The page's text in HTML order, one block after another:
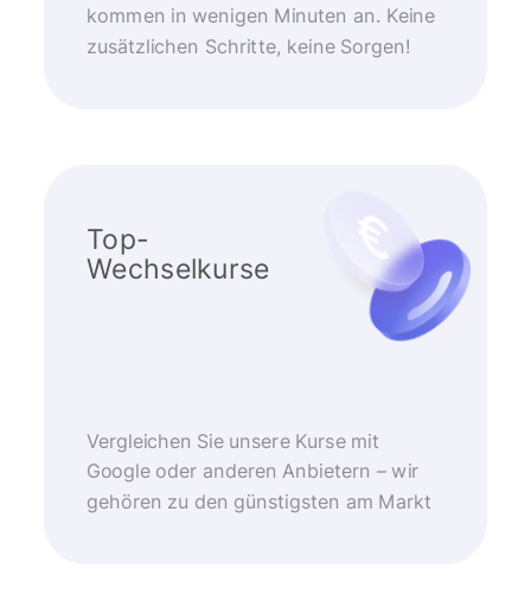
kommen in wenigen Minuten an. Keine
zusätzlichen Schritte, keine Sorgen!
Top-
Wechselkurse
Vergleichen Sie unsere Kurse mit
Google oder anderen Anbietern – wir
gehören zu den günstigsten am Markt